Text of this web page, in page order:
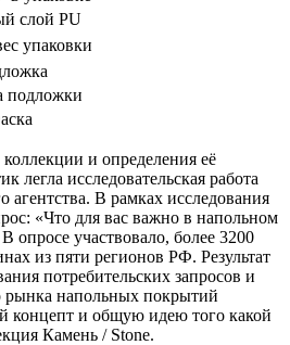
слой PU
упаковки
подложки
и определения её
легла исследовательская работа
агентства. В рамках исследования
«Что для вас важно в напольном
опросе участвовало, более 3200
из пяти регионов РФ. Результат
потребительских запросов и
рынка напольных покрытий
концепт и общую идею того какой
Камень / Stone.